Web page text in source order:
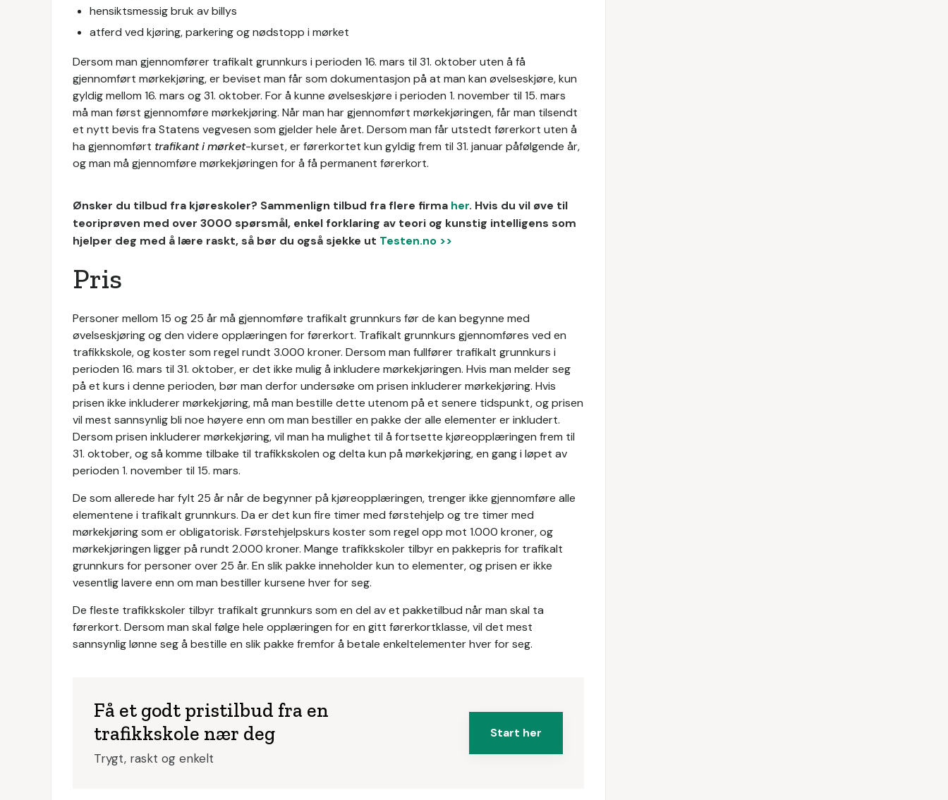
hensiktsmessig bruk av billys
atferd ved kjøring, parkering og nødstopp i mørket
Dersom man gjennomfører trafikalt grunnkurs i perioden 16. mars til 31. oktober uten å få
gjennomført mørkekjøring, er beviset man får som dokumentasjon på at man kan øvelseskjøre, kun
gyldig mellom 16. mars og 31. oktober. For å kunne øvelseskjøre i perioden 1. november til 15. mars
må man først gjennomføre mørkekjøring. Når man har gjennomført mørkekjøringen, får man tilsendt
et nytt bevis fra Statens vegvesen som gjelder hele året. Dersom man får utstedt førerkort uten å
ha gjennomført trafikant i mørket-kurset, er førerkortet kun gyldig frem til 31. januar påfølgende år,
og man må gjennomføre mørkekjøringen for å få permanent førerkort.
Ønsker du tilbud fra kjøreskoler? Sammenlign tilbud fra flere firma her. Hvis du vil øve til
teoriprøven med over 3000 spørsmål, enkel forklaring av teori og kunstig intelligens som
hjelper deg med å lære raskt, så bør du også sjekke ut Testen.no >>
Pris
Personer mellom 15 og 25 år må gjennomføre trafikalt grunnkurs før de kan begynne med
øvelseskjøring og den videre opplæringen for førerkort. Trafikalt grunnkurs gjennomføres ved en
trafikkskole, og koster som regel rundt 3.000 kroner. Dersom man fullfører trafikalt grunnkurs i
perioden 16. mars til 31. oktober, er det ikke mulig å inkludere mørkekjøringen. Hvis man melder seg
på et kurs i denne perioden, bør man derfor undersøke om prisen inkluderer mørkekjøring. Hvis
prisen ikke inkluderer mørkekjøring, må man bestille dette utenom på et senere tidspunkt, og prisen
vil mest sannsynlig bli noe høyere enn om man bestiller en pakke der alle elementer er inkludert.
Dersom prisen inkluderer mørkekjøring, vil man ha mulighet til å fortsette kjøreopplæringen frem til
31. oktober, og så komme tilbake til trafikkskolen og delta kun på mørkekjøring, en gang i løpet av
perioden 1. november til 15. mars.
De som allerede har fylt 25 år når de begynner på kjøreopplæringen, trenger ikke gjennomføre alle
elementene i trafikalt grunnkurs. Da er det kun fire timer med førstehjelp og tre timer med
mørkekjøring som er obligatorisk. Førstehjelpskurs koster som regel opp mot 1.000 kroner, og
mørkekjøringen ligger på rundt 2.000 kroner. Mange trafikkskoler tilbyr en pakkepris for trafikalt
grunnkurs for personer over 25 år. En slik pakke inneholder kun to elementer, og prisen er ikke
vesentlig lavere enn om man bestiller kursene hver for seg.
De fleste trafikkskoler tilbyr trafikalt grunnkurs som en del av et pakketilbud når man skal ta
førerkort. Dersom man skal følge hele opplæringen for en gitt førerkortklasse, vil det mest
sannsynlig lønne seg å bestille en slik pakke fremfor å betale enkeltelementer hver for seg.
Få et godt pristilbud fra en
trafikkskole nær deg
Trygt, raskt og enkelt
Start her